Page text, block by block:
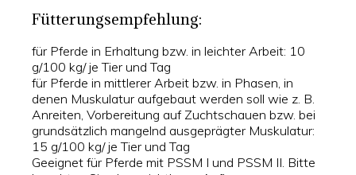
Fütterungsempfehlung:
für Pferde in Erhaltung bzw. in leichter Arbeit: 10
g/100 kg/ je Tier und Tag
für Pferde in mittlerer Arbeit bzw. in Phasen, in
denen Muskulatur aufgebaut werden soll wie z. B.
Anreiten, Vorbereitung auf Zuchtschauen bzw. bei
grundsätzlich mangelnd ausgeprägter Muskulatur:
15 g/100 kg/ je Tier und Tag
Geeignet für Pferde mit PSSM I und PSSM II. Bitte